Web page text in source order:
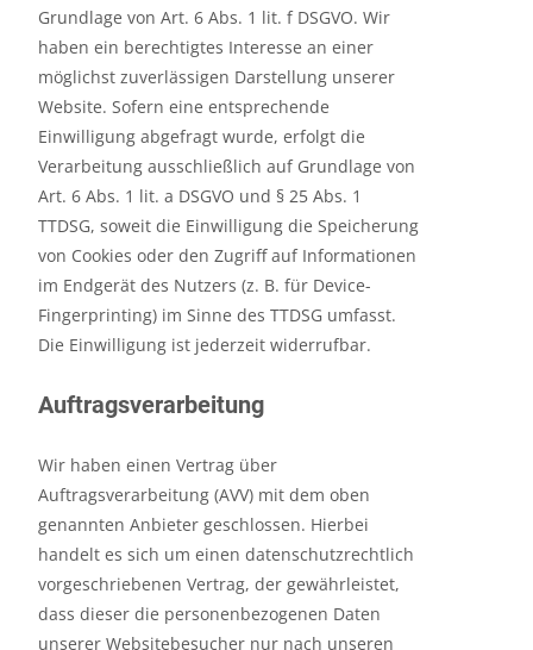
Grundlage von Art. 6 Abs. 1 lit. f DSGVO. Wir
haben ein berechtigtes Interesse an einer
möglichst zuverlässigen Darstellung unserer
Website. Sofern eine entsprechende
Einwilligung abgefragt wurde, erfolgt die
Verarbeitung ausschließlich auf Grundlage von
Art. 6 Abs. 1 lit. a DSGVO und § 25 Abs. 1
TTDSG, soweit die Einwilligung die Speicherung
von Cookies oder den Zugriff auf Informationen
im Endgerät des Nutzers (z. B. für Device-
Fingerprinting) im Sinne des TTDSG umfasst.
Die Einwilligung ist jederzeit widerrufbar.
Auftragsverarbeitung
Wir haben einen Vertrag über
Auftragsverarbeitung (AVV) mit dem oben
genannten Anbieter geschlossen. Hierbei
handelt es sich um einen datenschutzrechtlich
vorgeschriebenen Vertrag, der gewährleistet,
dass dieser die personenbezogenen Daten
unserer Websitebesucher nur nach unseren